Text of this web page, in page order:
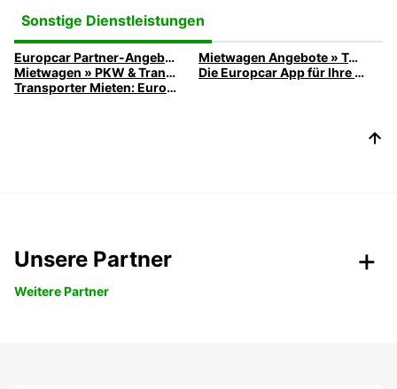
Sonstige Dienstleistungen
Europcar Partner-Angebote
Mietwagen Angebote » Top-Angebote entdecken | Europcar
Mietwagen » PKW & Transporter günstig mieten
Die Europcar App für Ihre nächste PKW-, Transporter- oder LKW-Miete
Transporter Mieten: Europcar LKW & Transporter für jeden Bedarf
Unsere Partner
Weitere Partner